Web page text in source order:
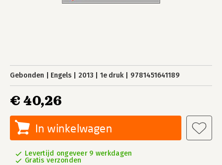
Gebonden Engels 2013 1e druk 9781451641189
€ 40,26
In winkelwagen
Levertijd ongeveer 9 werkdagen
Gratis verzonden